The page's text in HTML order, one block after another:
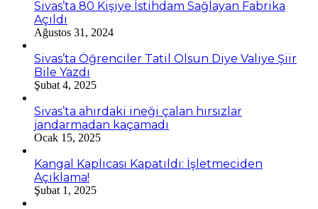
Sivas’ta 80 Kişiye İstihdam Sağlayan Fabrika
Açıldı
Ağustos 31, 2024
Sivas’ta Öğrenciler Tatil Olsun Diye Valiye Şiir
Bile Yazdı
Şubat 4, 2025
Sivas’ta ahırdaki ineği çalan hırsızlar
jandarmadan kaçamadı
Ocak 15, 2025
Kangal Kaplıcası Kapatıldı: İşletmeciden
Açıklama!
Şubat 1, 2025